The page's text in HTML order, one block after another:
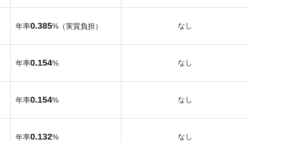
年率0.385%（実質負担） なし
年率0.154% なし
年率0.154% なし
年率0.132% なし